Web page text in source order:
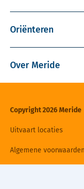
Oriënteren
Over Meride
Copyright 2026 Meride
Uitvaart locaties
Algemene voorwaarden